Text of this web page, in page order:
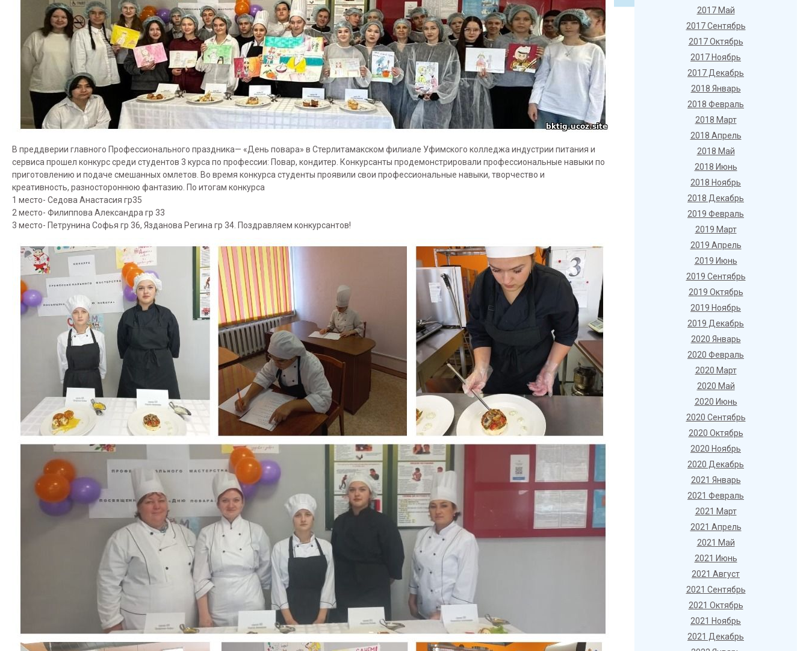
В преддверии главного Профессионального праздника— «День повара» в Стерлитамакском филиале Уфимского колледжа индустрии питания и
сервиса прошел конкурс среди студентов 3 курса по профессии: Повар, кондитер. Конкурсанты продемонстрировали профессиональные навыки по
приготовлению и подаче смешанных омлетов. Во время конкурса студенты проявили свои профессиональные навыки, творчество и
креативность, разностороннюю фантазию. По итогам конкурса
1 место- Седова Анастасия гр35
2 место- Филиппова Александра гр 33
3 место- Петрунина Софья гр 36, Язданова Регина гр 34. Поздравляем конкурсантов!
2017 Май
2017 Сентябрь
2017 Октябрь
2017 Ноябрь
2017 Декабрь
2018 Январь
2018 Февраль
2018 Март
2018 Апрель
2018 Май
2018 Июнь
2018 Ноябрь
2018 Декабрь
2019 Февраль
2019 Март
2019 Апрель
2019 Июнь
2019 Сентябрь
2019 Октябрь
2019 Ноябрь
2019 Декабрь
2020 Январь
2020 Февраль
2020 Март
2020 Май
2020 Июнь
2020 Сентябрь
2020 Октябрь
2020 Ноябрь
2020 Декабрь
2021 Январь
2021 Февраль
2021 Март
2021 Апрель
2021 Май
2021 Июнь
2021 Август
2021 Сентябрь
2021 Октябрь
2021 Ноябрь
2021 Декабрь